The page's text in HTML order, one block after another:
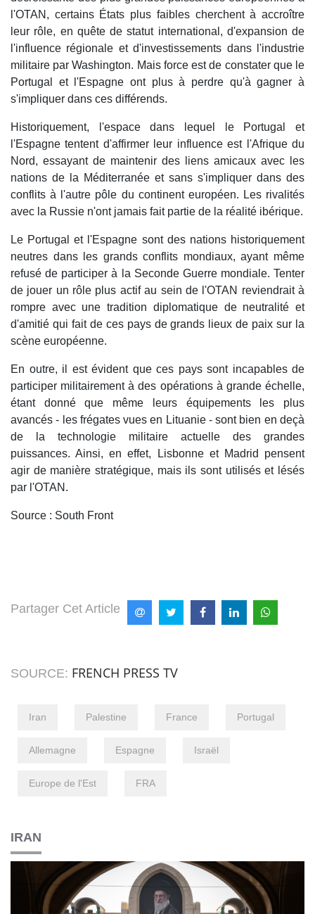
l'OTAN, certains États plus faibles cherchent à accroître
leur rôle, en quête de statut international, d'expansion de
l'influence régionale et d'investissements dans l'industrie
militaire par Washington. Mais force est de constater que le
Portugal et l'Espagne ont plus à perdre qu'à gagner à
s'impliquer dans ces différends.
Historiquement, l'espace dans lequel le Portugal et
l'Espagne tentent d'affirmer leur influence est l'Afrique du
Nord, essayant de maintenir des liens amicaux avec les
nations de la Méditerranée et sans s'impliquer dans des
conflits à l'autre pôle du continent européen. Les rivalités
avec la Russie n'ont jamais fait partie de la réalité ibérique.
Le Portugal et l'Espagne sont des nations historiquement
neutres dans les grands conflits mondiaux, ayant même
refusé de participer à la Seconde Guerre mondiale. Tenter
de jouer un rôle plus actif au sein de l'OTAN reviendrait à
rompre avec une tradition diplomatique de neutralité et
d'amitié qui fait de ces pays de grands lieux de paix sur la
scène européenne.
En outre, il est évident que ces pays sont incapables de
participer militairement à des opérations à grande échelle,
étant donné que même leurs équipements les plus
avancés - les frégates vues en Lituanie - sont bien en deçà
de la technologie militaire actuelle des grandes
puissances. Ainsi, en effet, Lisbonne et Madrid pensent
agir de manière stratégique, mais ils sont utilisés et lésés
par l'OTAN.
Source : South Front
Partager Cet Article
SOURCE: FRENCH PRESS TV
Iran Palestine France Portugal
Allemagne Espagne Israël
Europe de l'Est FRA
IRAN